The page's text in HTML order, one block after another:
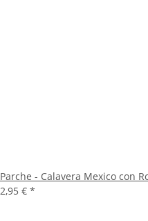
Parche - Calavera Mexico con
2,95 € *